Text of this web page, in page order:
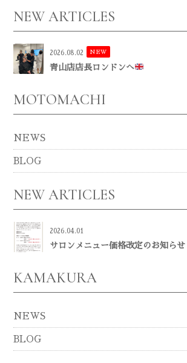
NEW ARTICLES
2026.08.02 NEW
青山店店長ロンドンへ
MOTOMACHI
NEWS
BLOG
NEW ARTICLES
2026.04.01
サロンメニュー価格改定のお知らせ
KAMAKURA
NEWS
BLOG